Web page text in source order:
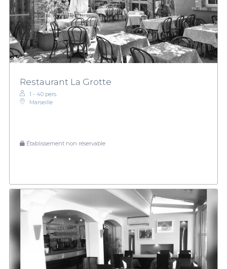
Restaurant La Grotte
1 - 40 pers.
Marseille
Établissement non réservable